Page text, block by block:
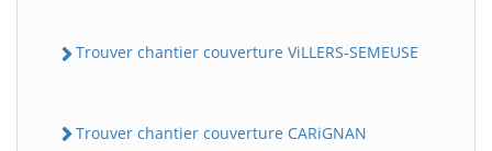
Trouver chantier couverture ViLLERS-SEMEUSE
Trouver chantier couverture CARiGNAN